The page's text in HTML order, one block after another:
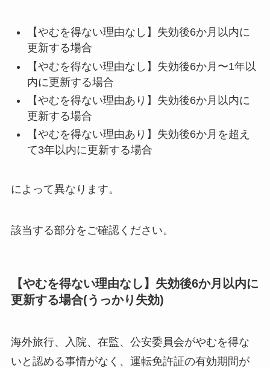
【やむを得ない理由なし】失効後6か月以内に
更新する場合
【やむを得ない理由なし】失効後6か月〜1年以
内に更新する場合
【やむを得ない理由あり】失効後6か月以内に
更新する場合
【やむを得ない理由あり】失効後6か月を超え
て3年以内に更新する場合
によって異なります。
該当する部分をご確認ください。
【やむを得ない理由なし】失効後6か月以内に
更新する場合(うっかり失効)
海外旅行、入院、在監、公安委員会がやむを得な
いと認める事情がなく、運転免許証の有効期間が